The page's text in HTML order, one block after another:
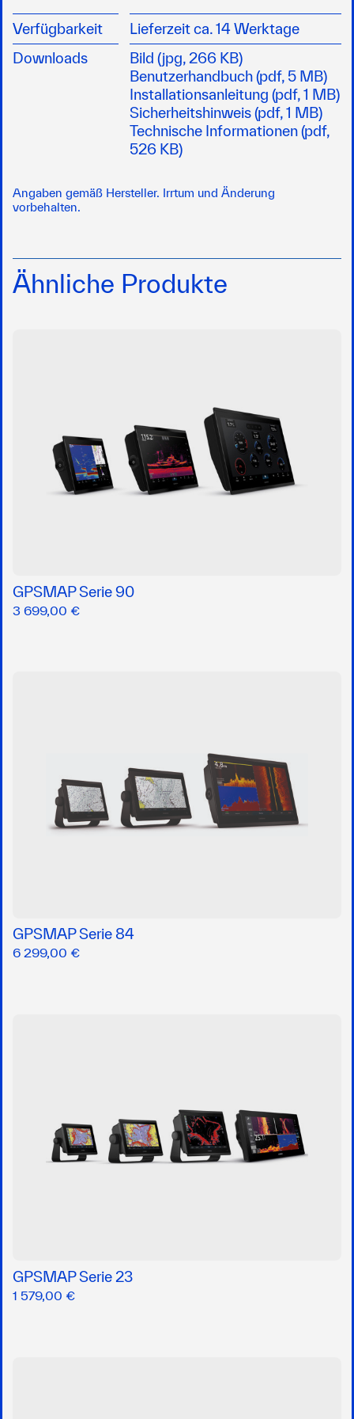
Verfügbarkeit
Lieferzeit ca. 14 Werktage
Downloads
Bild (jpg, 266 KB)
Benutzerhandbuch (pdf, 5 MB)
Installationsanleitung (pdf, 1 MB)
Sicherheitshinweis (pdf, 1 MB)
Technische Informationen (pdf,
526 KB)
Angaben gemäß Hersteller. Irrtum und Änderung
vorbehalten.
Ähnliche Produkte
GPSMAP Serie 90
3 699,00 €
GPSMAP Serie 84
6 299,00 €
GPSMAP Serie 23
1 579,00 €